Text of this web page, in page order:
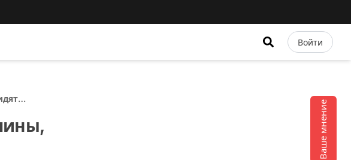
Войти
Ваше мнение